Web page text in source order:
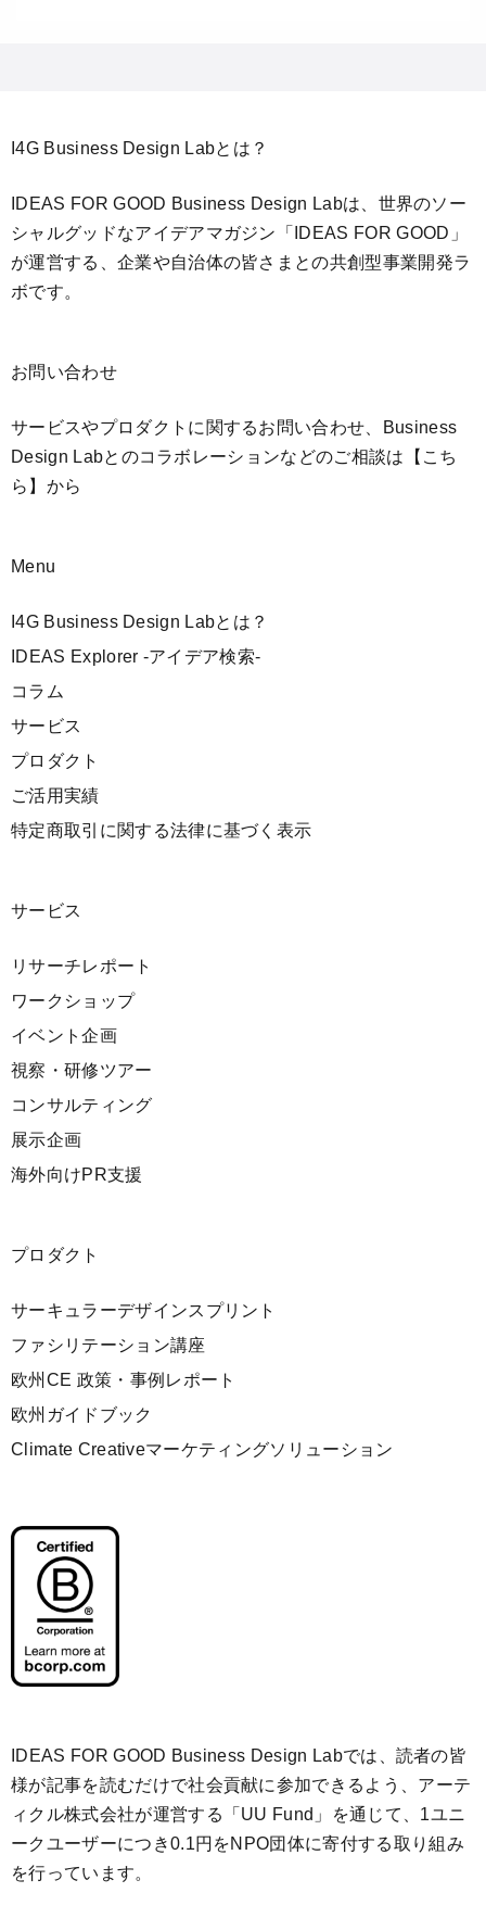
I4G Business Design Labとは？
IDEAS FOR GOOD Business Design Labは、世界のソー
シャルグッドなアイデアマガジン「IDEAS FOR GOOD」
が運営する、企業や自治体の皆さまとの共創型事業開発ラ
ボです。
お問い合わせ
サービスやプロダクトに関するお問い合わせ、Business
Design Labとのコラボレーションなどのご相談は 【こち
ら】 から
Menu
I4G Business Design Labとは？
IDEAS Explorer -アイデア検索-
コラム
サービス
プロダクト
ご活用実績
特定商取引に関する法律に基づく表示
サービス
リサーチレポート
ワークショップ
イベント企画
視察・研修ツアー
コンサルティング
展示企画
海外向けPR支援
プロダクト
サーキュラーデザインスプリント
ファシリテーション講座
欧州CE 政策・事例レポート
欧州ガイドブック
Climate Creativeマーケティングソリューション
IDEAS FOR GOOD Business Design Labでは、読者の皆
様が記事を読むだけで社会貢献に参加できるよう、アーテ
ィクル株式会社が運営する「 UU Fund 」を通じて、1ユニ
ークユーザーにつき0.1円をNPO団体に寄付する取り組み
を行っています。